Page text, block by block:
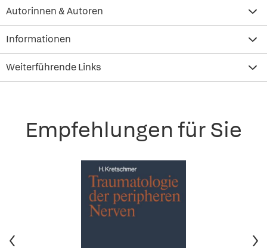
Autorinnen & Autoren
Informationen
Weiterführende Links
Empfehlungen für Sie